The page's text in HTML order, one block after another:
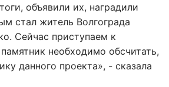
объявили их, наградили
стал житель Волгограда
Сейчас приступаем к
необходимо обсчитать,
данного проекта», - сказала